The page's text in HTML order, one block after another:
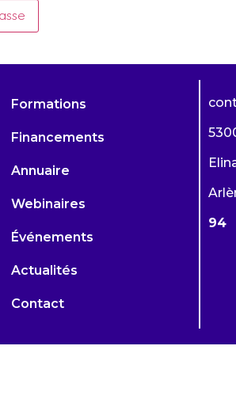
Formations
Financements
Annuaire
Webinaires
Événements
Actualités
Contact
94